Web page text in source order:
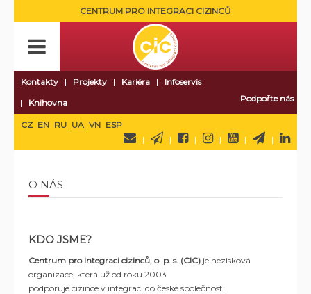
CENTRUM PRO INTEGRACI CIZINCŮ
Kontakty Projekty Kariéra
Infoservis
Knihovna
Podpořte nás
CZ EN RU UA VN ESP
O NÁS
KDO JSME?
Centrum pro integraci cizinců, o. p. s. (CIC) je nezisková
organizace, která už od roku 2003
podporuje cizince v integraci do české společnosti.